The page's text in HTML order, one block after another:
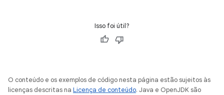
Isso foi útil?
O conteúdo e os exemplos de código nesta página estão sujeitos às
licenças descritas na Licença de conteúdo. Java e OpenJDK são